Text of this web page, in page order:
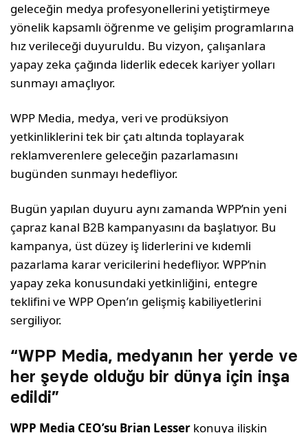
geleceğin medya profesyonellerini yetiştirmeye
yönelik kapsamlı öğrenme ve gelişim programlarına
hız verileceği duyuruldu. Bu vizyon, çalışanlara
yapay zeka çağında liderlik edecek kariyer yolları
sunmayı amaçlıyor.
WPP Media, medya, veri ve prodüksiyon
yetkinliklerini tek bir çatı altında toplayarak
reklamverenlere geleceğin pazarlamasını
bugünden sunmayı hedefliyor.
Bugün yapılan duyuru aynı zamanda WPP’nin yeni
çapraz kanal B2B kampanyasını da başlatıyor. Bu
kampanya, üst düzey iş liderlerini ve kıdemli
pazarlama karar vericilerini hedefliyor. WPP’nin
yapay zeka konusundaki yetkinliğini, entegre
teklifini ve WPP Open’ın gelişmiş kabiliyetlerini
sergiliyor.
“WPP Media, medyanın her yerde ve
her şeyde olduğu bir dünya için inşa
edildi”
WPP Media CEO’su Brian Lesser konuya ilişkin